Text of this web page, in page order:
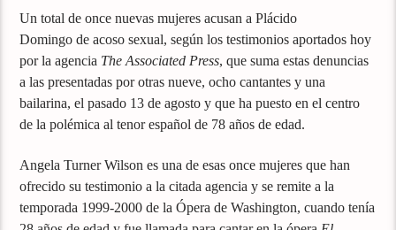
Un total de once nuevas mujeres acusan a Plácido
Domingo de acoso sexual, según los testimonios aportados hoy
por la agencia The Associated Press, que suma estas denuncias
a las presentadas por otras nueve, ocho cantantes y una
bailarina, el pasado 13 de agosto y que ha puesto en el centro
de la polémica al tenor español de 78 años de edad.
Angela Turner Wilson es una de esas once mujeres que han
ofrecido su testimonio a la citada agencia y se remite a la
temporada 1999-2000 de la Ópera de Washington, cuando tenía